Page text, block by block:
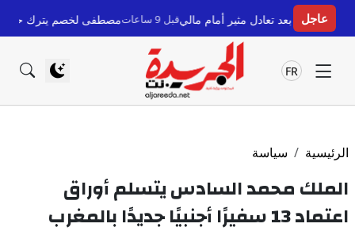
عاجل
مثير أمام ماليقبل 9 ساعات مصطفى لخصم يترك حزب السنبلة وينضم لحزب
FR
الرئيسية سياسة
الملك محمد السادس يتسلم أوراق
اعتماد 13 سفيرًا أجنبيًا جديدًا بالمغرب